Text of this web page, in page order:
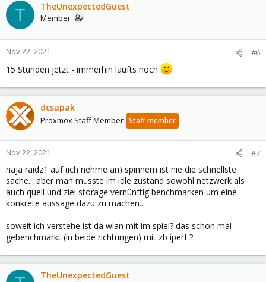
T TheUnexpectedGuest
Member
Nov 22, 2021 #6
15 Stunden jetzt - immerhin läufts noch
dcsapak
Proxmox Staff Member Staff member
Nov 22, 2021 #7
naja raidz1 auf (ich nehme an) spinnern ist nie die schnellste
sache... aber man müsste im idle zustand sowohl netzwerk als
auch quell und ziel storage vernünftig benchmarken um eine
konkrete aussage dazu zu machen..
soweit ich verstehe ist da wlan mit im spiel? das schon mal
gebenchmarkt (in beide richtungen) mit zb iperf ?
TheUnexpectedGuest